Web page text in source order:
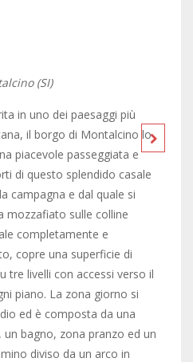
(SI)
in uno dei paesaggi più
il borgo di Montalcino lo
piacevole passeggiata e
di questo splendido casale
campagna e dal quale si
mozzafiato sulle colline
completamente e
copre una superficie di
tre livelli con accessi verso il
piano. La zona giorno si
ed è composta da una
bagno, zona pranzo ed un
diviso da un arco in